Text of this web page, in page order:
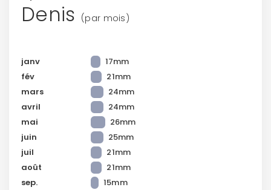
Denis (par mois)
janv
17mm
fév
21mm
mars
24mm
avril
24mm
mai
26mm
juin
25mm
juil
21mm
août
21mm
sep.
15mm
confidentialité.